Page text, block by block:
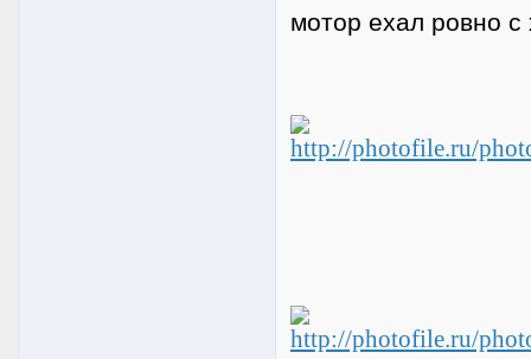
мотор ехал ровно